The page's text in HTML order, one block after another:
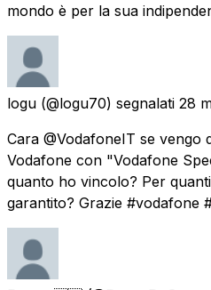
mondo è per la sua
logu (@logu70) segnalati 28
Cara @VodafoneIT se vengo
Vodafone con "Vodafone
quanto ho vincolo? Per
garantito? Grazie #vodafone